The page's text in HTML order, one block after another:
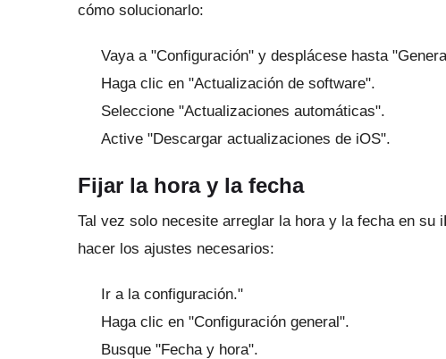
cómo solucionarlo:
Vaya a "Configuración" y desplácese hasta
Haga clic en "Actualización de software".
Seleccione "Actualizaciones automáticas".
Active "Descargar actualizaciones de iOS".
Fijar la hora y la fecha
Tal vez solo necesite arreglar la hora y la fecha en su
hacer los ajustes necesarios:
Ir a la configuración."
Haga clic en "Configuración general".
Busque "Fecha y hora".